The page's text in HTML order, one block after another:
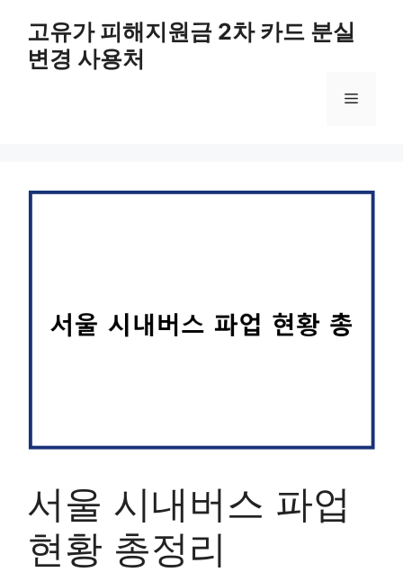
고유가 피해지원금 2차 카드 분실
변경 사용처
메
서울 시내버스 파업
현황 총정리